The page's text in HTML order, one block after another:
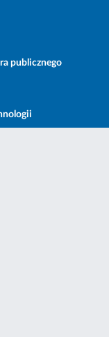
publicznego